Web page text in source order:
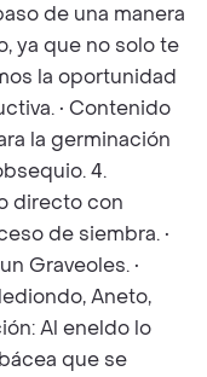
de una manera
ya que no solo te
la oportunidad
• Contenido
la germinación
4.
directo con
de siembra. •
Graveoles. •
Aneto,
Al eneldo lo
que se